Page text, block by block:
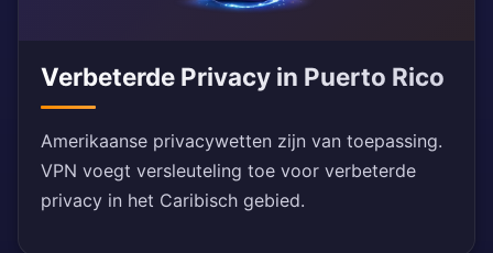
Verbeterde Privacy in Puerto Rico
Amerikaanse privacywetten zijn van toepassing.
VPN voegt versleuteling toe voor verbeterde
privacy in het Caribisch gebied.